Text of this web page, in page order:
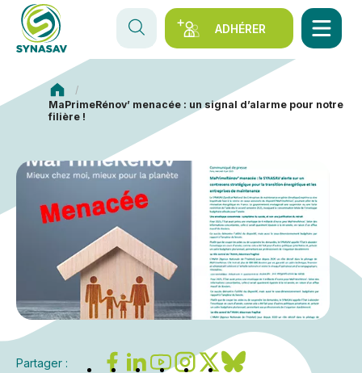
ADHÉRER
Synasav
MaPrimeRénov’ menacée : un signal d’alarme pour notre
filière !
Partager :